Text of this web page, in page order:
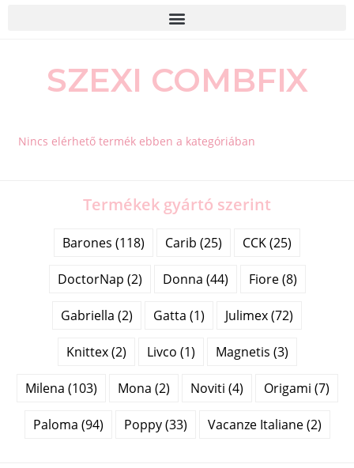
SZEXI COMBFIX
Nincs elérhető termék ebben a kategóriában
Termékek gyártó szerint
Barones (118) Carib (25) CCK (25)
DoctorNap (2) Donna (44) Fiore (8)
Gabriella (2) Gatta (1) Julimex (72)
Knittex (2) Livco (1) Magnetis (3)
Milena (103) Mona (2) Noviti (4) Origami (7)
Paloma (94) Poppy (33) Vacanze Italiane (2)